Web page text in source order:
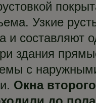
Узкие
и составляют
здания
с
Окна второго